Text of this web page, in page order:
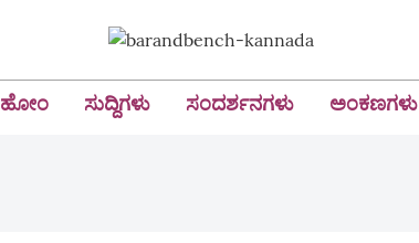
ಹೋಂ ಸುದ್ದಿಗಳು ಸಂದರ್ಶನಗಳು ಅಂಕಣಗಳು